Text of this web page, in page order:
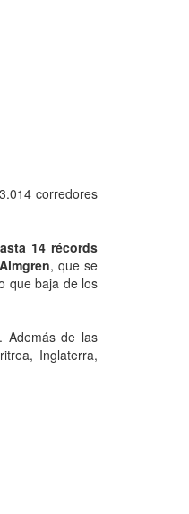
corredores
14 récords
, que se
que baja de los
Además de las
Inglaterra,